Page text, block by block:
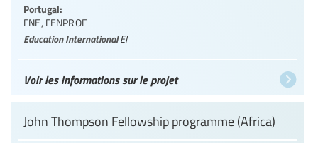
Portugal:
FNE, FENPROF
Education InternationalEI
Voir les informations sur le projet
John Thompson Fellowship programme (Africa)